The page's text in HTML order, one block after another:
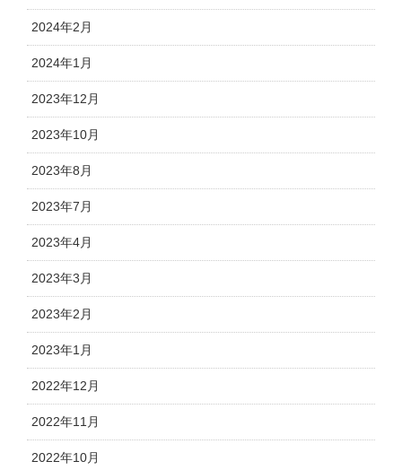
2024年2月
2024年1月
2023年12月
2023年10月
2023年8月
2023年7月
2023年4月
2023年3月
2023年2月
2023年1月
2022年12月
2022年11月
2022年10月